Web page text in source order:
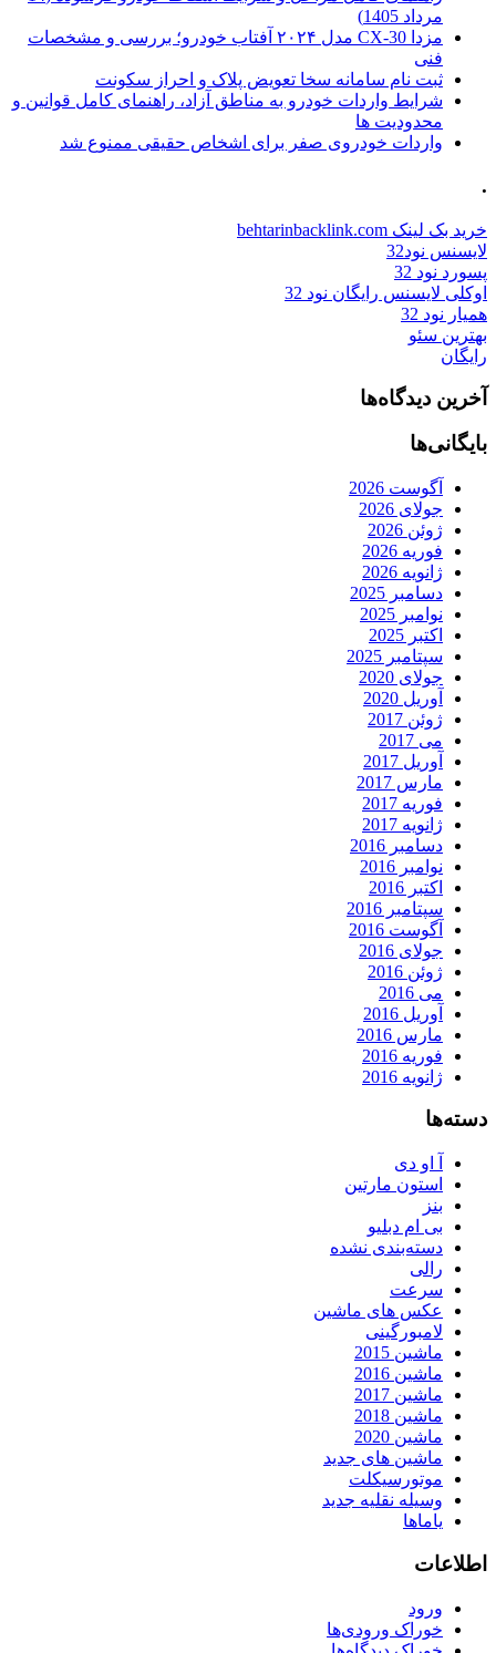
مرداد 1405)
مزدا CX-30 مدل ۲۰۲۴ آفتاب خودرو؛ بررسی و مشخصات
فنی
ثبت نام سامانه سخا تعویض پلاک و احراز سکونت
شرایط واردات خودرو به مناطق آزاد، راهنمای کامل قوانین و
محدودیت ها
واردات خودروی صفر برای اشخاص حقیقی ممنوع شد
.
خرید بک لینک behtarinbacklink.com
لایسنس نود32
پسورد نود 32
اوکلی لایسنس رایگان نود 32
همیار نود 32
بهترین سئو
رایگان
آخرین دیدگاه‌ها
بایگانی‌ها
آگوست 2026
جولای 2026
ژوئن 2026
فوریه 2026
ژانویه 2026
دسامبر 2025
نوامبر 2025
اکتبر 2025
سپتامبر 2025
جولای 2020
آوریل 2020
ژوئن 2017
می 2017
آوریل 2017
مارس 2017
فوریه 2017
ژانویه 2017
دسامبر 2016
نوامبر 2016
اکتبر 2016
سپتامبر 2016
آگوست 2016
جولای 2016
ژوئن 2016
می 2016
آوریل 2016
مارس 2016
فوریه 2016
ژانویه 2016
دسته‌ها
آ او دی
استون مارتین
بنز
بی ام دبلیو
دسته‌بندی نشده
رالی
سرعت
عکس های ماشین
لامبورگینی
ماشین 2015
ماشین 2016
ماشین 2017
ماشین 2018
ماشین 2020
ماشین های جدید
موتورسیکلت
وسیله نقلیه جدید
یاماها
اطلاعات
ورود
خوراک ورودی‌ها